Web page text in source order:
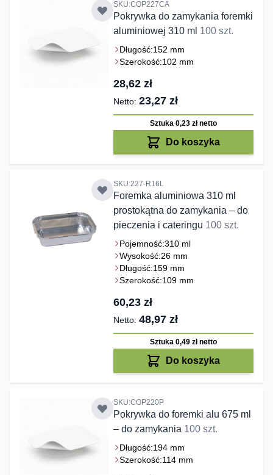
SKU:COP227CA
Pokrywka do zamykania foremki
aluminiowej 310 ml 100 szt.
Długość:152 mm
Szerokość:102 mm
28,62 zł
23,27 zł
Sztuka 0,23 złnetto
Do koszyka
SKU:227-R16L
Foremka aluminiowa 310 ml
prostokątna do zamykania – do
pieczenia i cateringu 100 szt.
Pojemność:310 ml
Wysokość:26 mm
Długość:159 mm
Szerokość:109 mm
60,23 zł
48,97 zł
Sztuka 0,49 złnetto
Do koszyka
SKU:COP220P
Pokrywka do foremki alu 675 ml
– do zamykania 100 szt.
Długość:194 mm
Szerokość:114 mm